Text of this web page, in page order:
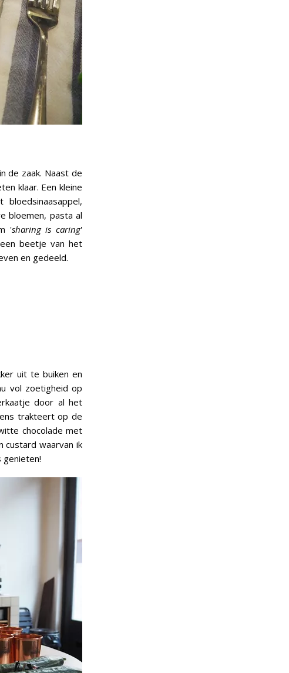
de zaak. Naast de
klaar. Een kleine
bloemen, pasta al
'sharing is caring'
beetje van het
en gedeeld.
uit te buiken en
vol zoetigheid op
door al het
trakteert op de
chocolade met
custard waarvan ik